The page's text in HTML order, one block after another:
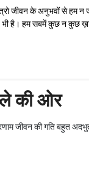
जीवन के अनुभवों से हम न
है। हम सबमें कुछ न कुछ
की ओर
जीवन की गति बहुत